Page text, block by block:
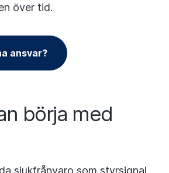
över tid.
ansvar?
börja med
sjukfrånvaro som styrsignal